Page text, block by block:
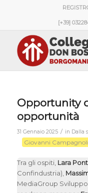
[+39]
Opportunity
opportunità
31 Gennaio 2025 / in Dalla
Giovanni Campagnoli
Tra gli ospiti, Lara
Confindustria),
MediaGroup